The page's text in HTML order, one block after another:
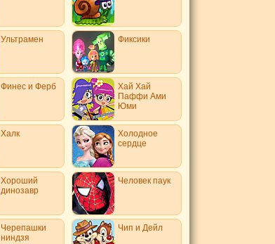
Ультрамен Фиксики
Финес и Ферб
Хай Хай
Паффи Ами
Юми
Халк
Холодное
сердце
Хороший
динозавр
Человек паук
Черепашки
ниндзя
Чип и Дейл